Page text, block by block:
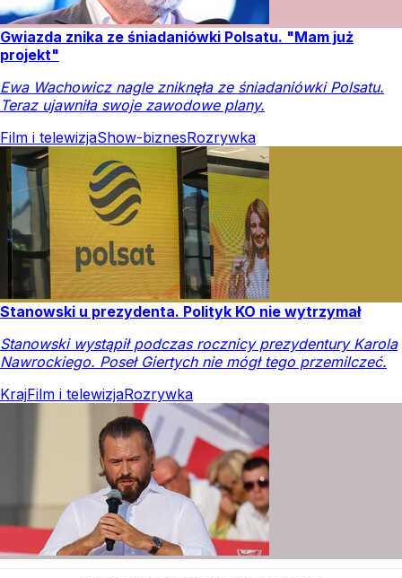
Gwiazda znika ze śniadaniówki Polsatu. "Mam już
projekt"
Ewa Wachowicz nagle zniknęła ze śniadaniówki Polsatu.
Teraz ujawniła swoje zawodowe plany.
Film i telewizjaShow-biznesRozrywka
Stanowski u prezydenta. Polityk KO nie wytrzymał
Stanowski wystąpił podczas rocznicy prezydentury Karola
Nawrockiego. Poseł Giertych nie mógł tego przemilczeć.
KrajFilm i telewizjaRozrywka